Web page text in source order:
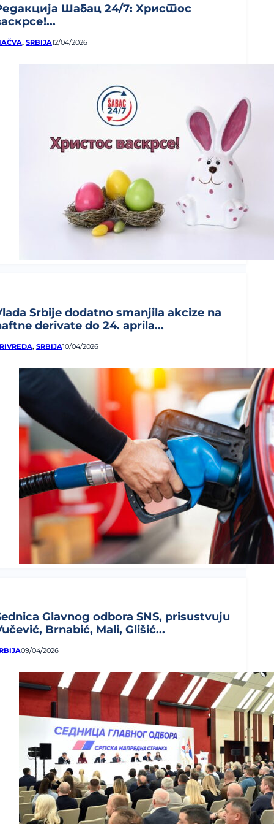
Шабац 24/7: Христос
, SRBIJA12/04/2026
Srbije dodatno smanjila akcize na
derivate do 24. aprila...
, SRBIJA10/04/2026
Glavnog odbora SNS, prisustvuju
Brnabić, Mali, Glišić...
09/04/2026